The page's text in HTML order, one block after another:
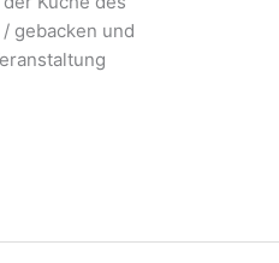
gebacken und